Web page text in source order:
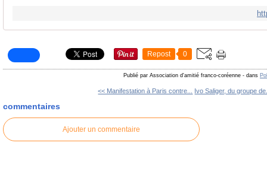
Repost 0
Publié par Association d'amitié franco-coréenne - dans
<< Manifestation à Paris contre... Ivo Saliger, du groupe
commentaires
Ajouter un commentaire